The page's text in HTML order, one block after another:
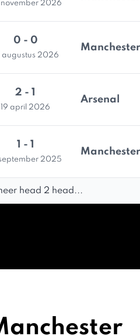
2026
0 - 0
augustus 2026
2 - 1
19 april 2026
Arsenal
1 - 1
2025
head 2 head...